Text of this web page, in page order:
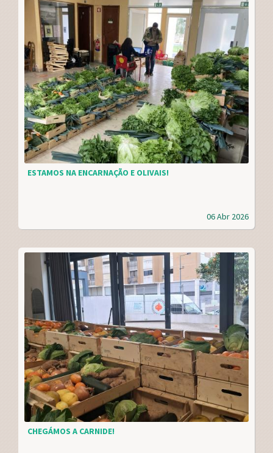
06 Abr 2026
ESTAMOS NA ENCARNAÇÃO E OLIVAIS!
CHEGÁMOS A CARNIDE!